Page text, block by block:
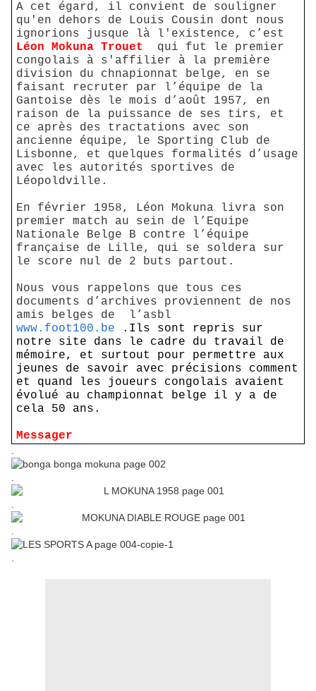
A cet égard, il convient de souligner
qu'en dehors de Louis Cousin dont nous
ignorions jusque là l'existence, c’est
Léon Mokuna Trouet
qui fut le premier
congolais à s'affilier à la première
division du chnapionnat belge, en se
faisant recruter par l’équipe de la
Gantoise dès le mois d’août 1957, en
raison de la puissance de ses tirs, et
ce après des tractations avec son
ancienne équipe, le Sporting Club de
Lisbonne, et quelques formalités d’usage
avec les autorités sportives de
Léopoldville.
En février 1958, Léon Mokuna livra son
premier match au sein de l’Equipe
Nationale Belge B contre l’équipe
française de Lille, qui se soldera sur
le score nul de 2 buts partout.
Nous vous rappelons que tous ces
documents d’archives proviennent de nos
amis belges de
l’asbl
www.foot100.be .Ils sont repris sur
notre site dans le cadre du travail de
mémoire, et surtout pour permettre aux
jeunes de savoir avec précisions comment
et quand les joueurs congolais avaient
évolué au championnat belge il y a de
cela 50 ans.
Messager